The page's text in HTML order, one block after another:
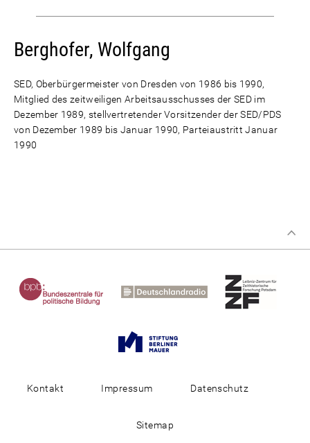
Berghofer, Wolfgang
SED, Oberbürgermeister von Dresden von 1986 bis 1990,
Mitglied des zeitweiligen Arbeitsausschusses der SED im
Dezember 1989, stellvertretender Vorsitzender der SED/PDS
von Dezember 1989 bis Januar 1990, Parteiaustritt Januar
1990
Kontakt Impressum Datenschutz
Sitemap